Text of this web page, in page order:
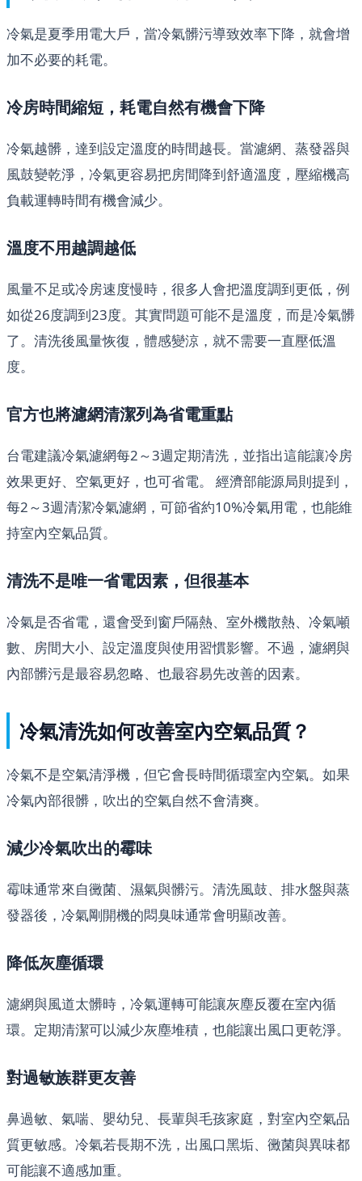
冷氣是夏季用電大戶，當冷氣髒污導致效率下降，就會增
加不必要的耗電。
冷房時間縮短，耗電自然有機會下降
冷氣越髒，達到設定溫度的時間越長。當濾網、蒸發器與
風鼓變乾淨，冷氣更容易把房間降到舒適溫度，壓縮機高
負載運轉時間有機會減少。
溫度不用越調越低
風量不足或冷房速度慢時，很多人會把溫度調到更低，例
如從26度調到23度。其實問題可能不是溫度，而是冷氣髒
了。清洗後風量恢復，體感變涼，就不需要一直壓低溫
度。
官方也將濾網清潔列為省電重點
台電建議冷氣濾網每2～3週定期清洗，並指出這能讓冷房
效果更好、空氣更好，也可省電。 經濟部能源局則提到，
每2～3週清潔冷氣濾網，可節省約10%冷氣用電，也能維
持室內空氣品質。
清洗不是唯一省電因素，但很基本
冷氣是否省電，還會受到窗戶隔熱、室外機散熱、冷氣噸
數、房間大小、設定溫度與使用習慣影響。不過，濾網與
內部髒污是最容易忽略、也最容易先改善的因素。
冷氣清洗如何改善室內空氣品質？
冷氣不是空氣清淨機，但它會長時間循環室內空氣。如果
冷氣內部很髒，吹出的空氣自然不會清爽。
減少冷氣吹出的霉味
霉味通常來自黴菌、濕氣與髒污。清洗風鼓、排水盤與蒸
發器後，冷氣剛開機的悶臭味通常會明顯改善。
降低灰塵循環
濾網與風道太髒時，冷氣運轉可能讓灰塵反覆在室內循
環。定期清潔可以減少灰塵堆積，也能讓出風口更乾淨。
對過敏族群更友善
鼻過敏、氣喘、嬰幼兒、長輩與毛孩家庭，對室內空氣品
質更敏感。冷氣若長期不洗，出風口黑垢、黴菌與異味都
可能讓不適感加重。